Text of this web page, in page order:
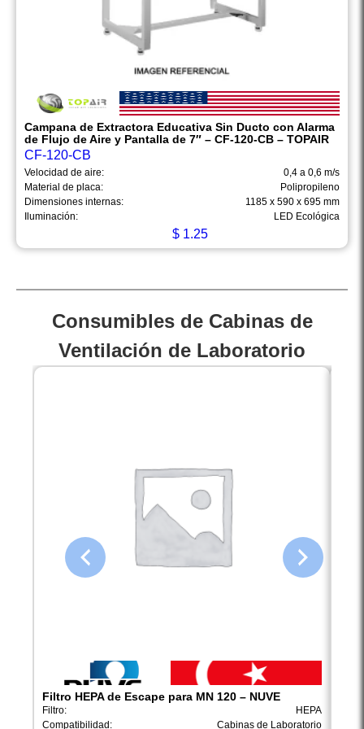
Campana de Extractora Educativa Sin Ducto con Alarma
de Flujo de Aire y Pantalla de 7″ – CF-120-CB – TOPAIR
CF-120-CB
Velocidad de aire:
0,4 a 0,6 m/s
Material de placa:
Polipropileno
Dimensiones internas:
1185 x 590 x 695 mm
Iluminación:
LED Ecológica
$ 1.25
Consumibles de Cabinas de
Ventilación de Laboratorio
Filtro HEPA de Escape para MN 120 – NUVE
Filtro:
HEPA
Compatibilidad:
Cabinas de Laboratorio